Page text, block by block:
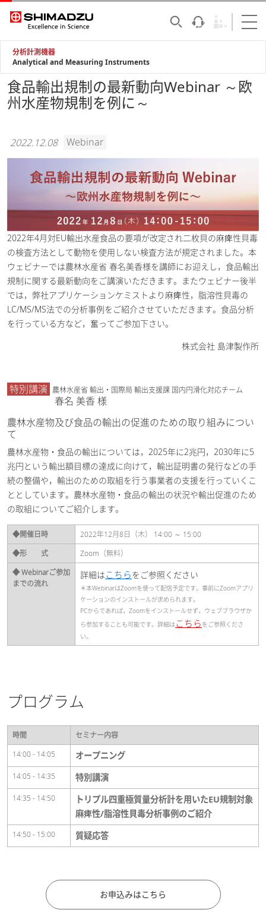
分析計測機器
Analytical and Measuring Instruments
食品輸出規制の最新動向Webinar ～欧
州水産物規制を例に～
2022.12.08 Webinar
2022年4月対EU輸出水産食品の要項が改定され二枚貝の麻痺性貝毒
の検査方法として動物を使用しない検査方法が規定されました。本
ウェビナーでは農林水産省 春名美香様を講師にお迎えし，食品輸出
規制に関する最新動向をご講演いただきます。またウェビナー後半
では，弊社アプリケーションケミストより麻痺性，脂溶性貝毒の
LC/MS/MS法での分析事例をご紹介させていただきます。食品分析
を行っている方など，奮ってご参加下さい。
株式会社 島津製作所
特別講演 農林水産省 輸出・国際局 輸出支援課 国内円滑化対応チーム
春名 美香 様
農林水産物及び食品の輸出の促進のための取り組みについ
て
農林水産物・食品の輸出については，2025年に2兆円，2030年に5
兆円という輸出額目標の達成に向けて，輸出証明書の発行などの手
続の整備や，輸出のための取組を行う事業者の支援を行っていくこ
ととしています。農林水産物・食品の輸出の状況や輸出促進のため
の取組についてご紹介します。
◆開催日時
2022年12月8日（木） 14:00 ～ 15:00
◆形 式
Zoom（無料）
◆ Webinarご参加
までの流れ
詳細はこちらをご参照ください
＊本WebinarはZoomを使って配信予定です。事前にZoomアプリ
ケーションのインストールが求められます。
PCからであれば，Zoomをインストールせず，ウェブブラウザか
ら参加することも可能です。詳細は こちら をご参照くださ
い。
プログラム
時間
セミナー内容
14:00 - 14:05
オープニング
14:05 - 14:35 特別講演
14:35 - 14:50
トリプル四重極質量分析計を用いたEU規制対象
麻痺性/脂溶性貝毒分析事例のご紹介
14:50 - 15:00 質疑応答
お申込みはこちら